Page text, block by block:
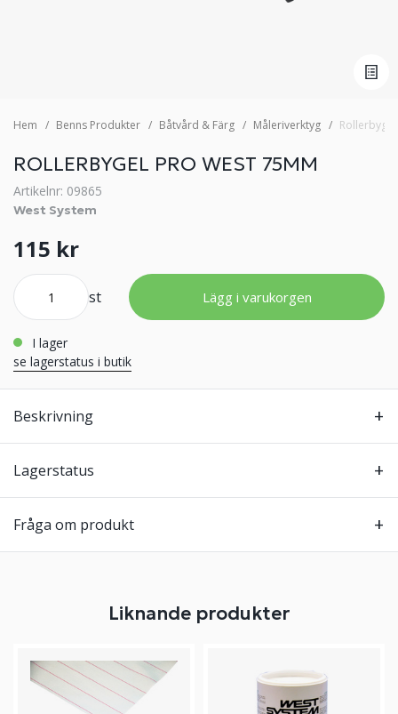
Hem Benns Produkter Båtvård & Färg Måleriverktyg
ROLLERBYGEL PRO WEST 75MM
Artikelnr: 09865
West System
115 kr
st Lägg i varukorgen
i lager
se lagerstatus i butik
Beskrivning
Lagerstatus
Fråga om produkt
Liknande produkter